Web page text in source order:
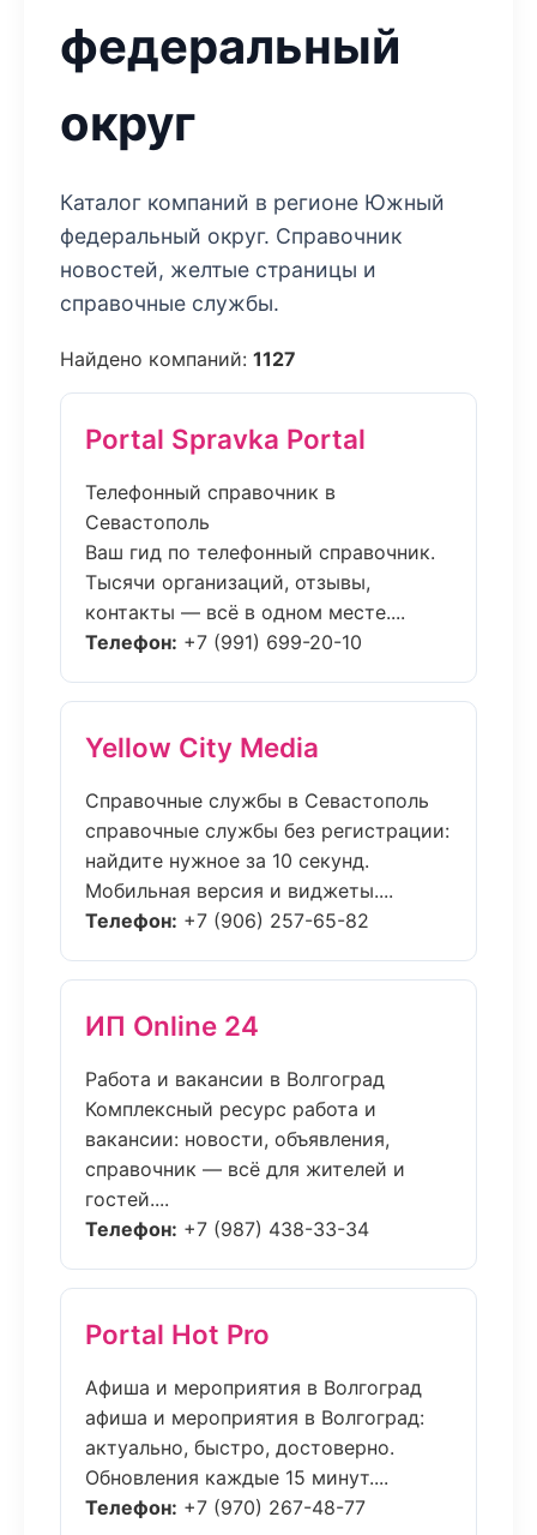
федеральный
округ
Каталог компаний в регионе Южный
федеральный округ. Справочник
новостей, желтые страницы и
справочные службы.
Найдено компаний: 1127
Portal Spravka Portal
Телефонный справочник в
Севастополь
Ваш гид по телефонный справочник.
Тысячи организаций, отзывы,
контакты — всё в одном месте....
Телефон: +7 (991) 699-20-10
Yellow City Media
Справочные службы в Севастополь
справочные службы без регистрации:
найдите нужное за 10 секунд.
Мобильная версия и виджеты....
Телефон: +7 (906) 257-65-82
ИП Online 24
Работа и вакансии в Волгоград
Комплексный ресурс работа и
вакансии: новости, объявления,
справочник — всё для жителей и
гостей....
Телефон: +7 (987) 438-33-34
Portal Hot Pro
Афиша и мероприятия в Волгоград
афиша и мероприятия в Волгоград:
актуально, быстро, достоверно.
Обновления каждые 15 минут....
Телефон: +7 (970) 267-48-77